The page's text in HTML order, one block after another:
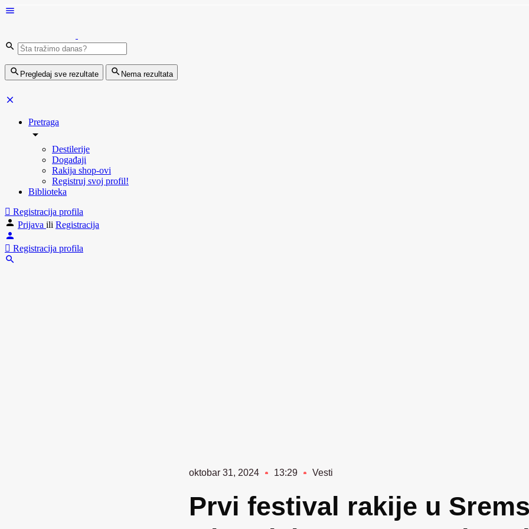
Pregledaj sve rezultate Nema rezultata
Pretraga
Destilerije
Događaji
Rakija shop-ovi
Registruj svoj profil!
Biblioteka
Registracija profila
Prijava ili Registracija
Registracija profila
oktobar 31, 2024 13:29 Vesti
Prvi festival rakije u